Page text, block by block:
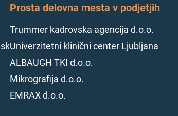
Prosta delovna mesta v podjetjih
Trummer kadrovska agencija d.o.o.
Univerzitetni klinični center Ljubljana
ALBAUGH TKI d.o.o.
Mikrografija d.o.o.
EMRAX d.o.o.